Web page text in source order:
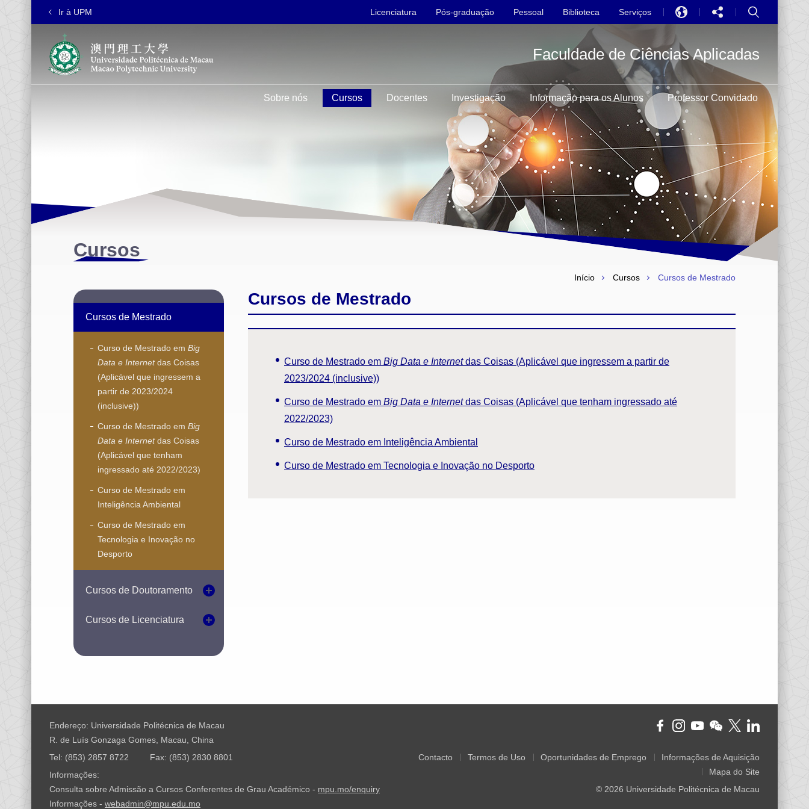
Ir à UPM Licenciatura Pós-graduação Pessoal Biblioteca Serviços
中文
Faculdade de Ciências Aplicadas
Sobre nós Cursos Docentes Investigação Informação para os Alunos Professor Convidado
Cursos
Cursos de Mestrado
Curso de Mestrado em Big
Data e Internetdas Coisas
(Aplicável que ingressem a
partir de 2023/2024
(inclusive))
Curso de Mestrado em Big
Data e Internetdas Coisas
(Aplicável que tenham
ingressado até 2022/2023)
Curso de Mestrado em
Inteligência Ambiental
Curso de Mestrado em
Tecnologia e Inovação no
Desporto
Cursos de Doutoramento
Cursos de Licenciatura
Início Cursos Cursos de Mestrado
Cursos de Mestrado
Curso de Mestrado em Big Data e Internetdas Coisas (Aplicável que ingressem a partir de
2023/2024 (inclusive))
Curso de Mestrado em Big Data e Internetdas Coisas (Aplicável que tenham ingressado até
2022/2023)
Curso de Mestrado em Inteligência Ambiental
Curso de Mestrado em Tecnologia e Inovação no Desporto
Endereço: Universidade Politécnica de Macau
R. de Luís Gonzaga Gomes, Macau, China
Tel: (853) 2857 8722
Fax: (853) 2830 8801
Informações:
Consulta sobre Admissão a Cursos Conferentes de Grau Académico - mpu.mo/enquiry
Informações - webadmin@mpu.edu.mo
Contacto Termos de Uso Oportunidades de Emprego
Informações de Aquisição
Mapa do Site
© 2026 Universidade Politécnica de Macau